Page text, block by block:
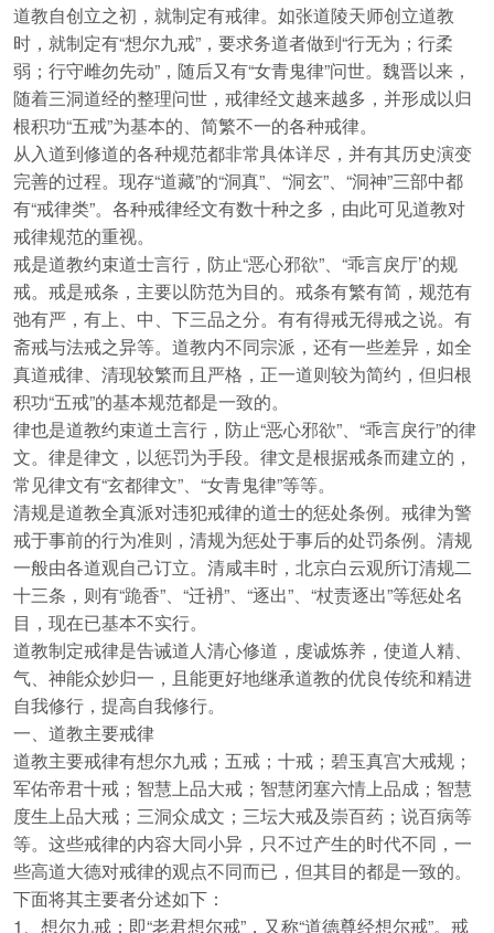
道教自创立之初，就制定有戒律。如张道陵天师创立道教
时，就制定有“想尔九戒”，要求务道者做到“行无为；行柔
弱；行守雌勿先动”，随后又有“女青鬼律”问世。魏晋以来，
随着三洞道经的整理问世，戒律经文越来越多，并形成以归
根积功“五戒”为基本的、简繁不一的各种戒律。
从入道到修道的各种规范都非常具体详尽，并有其历史演变
完善的过程。现存“道藏”的“洞真”、“洞玄”、“洞神”三部中都
有“戒律类”。各种戒律经文有数十种之多，由此可见道教对
戒律规范的重视。
戒是道教约束道士言行，防止“恶心邪欲”、“乖言戾厅’的规
戒。戒是戒条，主要以防范为目的。戒条有繁有简，规范有
弛有严，有上、中、下三品之分。有有得戒无得戒之说。有
斋戒与法戒之异等。道教内不同宗派，还有一些差异，如全
真道戒律、清现较繁而且严格，正一道则较为简约，但归根
积功“五戒”的基本规范都是一致的。
律也是道教约束道土言行，防止“恶心邪欲”、“乖言戾行”的律
文。律是律文，以惩罚为手段。律文是根据戒条而建立的，
常见律文有“玄都律文”、“女青鬼律”等等。
清规是道教全真派对违犯戒律的道士的惩处条例。戒律为警
戒于事前的行为准则，清规为惩处于事后的处罚条例。清规
一般由各道观自己订立。清咸丰时，北京白云观所订清规二
十三条，则有“跪香”、“迁袇”、“逐出”、“杖责逐出”等惩处名
目，现在已基本不实行。
道教制定戒律是告诫道人清心修道，虔诚炼养，使道人精、
气、神能众妙归一，且能更好地继承道教的优良传统和精进
自我修行，提高自我修行。
一、道教主要戒律
道教主要戒律有想尔九戒；五戒；十戒；碧玉真宫大戒规；
军佑帝君十戒；智慧上品大戒；智慧闭塞六情上品成；智慧
度生上品大戒；三洞众成文；三坛大戒及崇百药；说百病等
等。这些戒律的内容大同小异，只不过产生的时代不同，一
些高道大德对戒律的观点不同而已，但其目的都是一致的。
下面将其主要者分述如下：
1、想尔九戒：即“老君想尔戒”，又称“道德尊经想尔戒”。戒